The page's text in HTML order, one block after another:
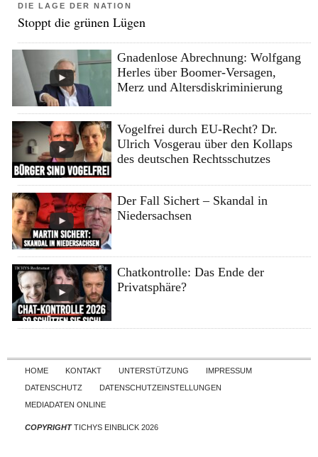
DIE LAGE DER NATION
Stoppt die grünen Lügen
Gnadenlose Abrechnung: Wolfgang
Herles über Boomer-Versagen,
Merz und Altersdiskriminierung
Vogelfrei durch EU-Recht? Dr.
Ulrich Vosgerau über den Kollaps
des deutschen Rechtsschutzes
Der Fall Sichert – Skandal in
Niedersachsen
Chatkontrolle: Das Ende der
Privatsphäre?
Skip to content
HOME KONTAKT UNTERSTÜTZUNG
IMPRESSUM
DATENSCHUTZ
DATENSCHUTZEINSTELLUNGEN
MEDIADATEN ONLINE
COPYRIGHTTICHYS EINBLICK 2026